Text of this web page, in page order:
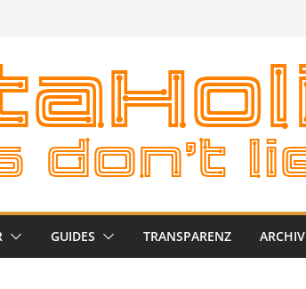
GUIDES TRANSPARENZ ARCHIV